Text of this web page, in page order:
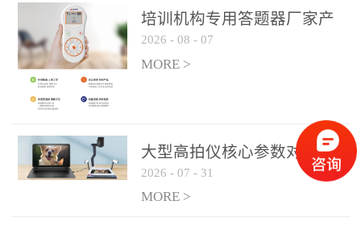
课堂互动解决方案，重新
定义了师生互动的新模
式。极简操作，轻松融入
教学流程QVote 深谙教师
教学节奏的重要性，采用
念，教师无需复杂培训即
可快速上手。软件支持与
PPT、白板等常用教学工具
培训机构专用答题器厂家产
品方案
2026 - 08 - 07
MORE >
大型高拍仪核心参数对比与
选购建议
2026 - 07 - 31
MORE >